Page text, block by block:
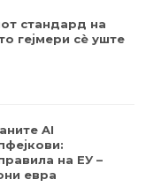
стандард на
гејмери ​​сè уште
AI
на ЕУ –
евра